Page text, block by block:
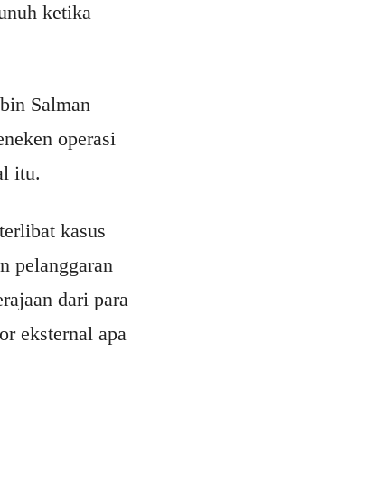
ketika
Salman
operasi
itu.
kasus
pelanggaran
dari para
eksternal apa